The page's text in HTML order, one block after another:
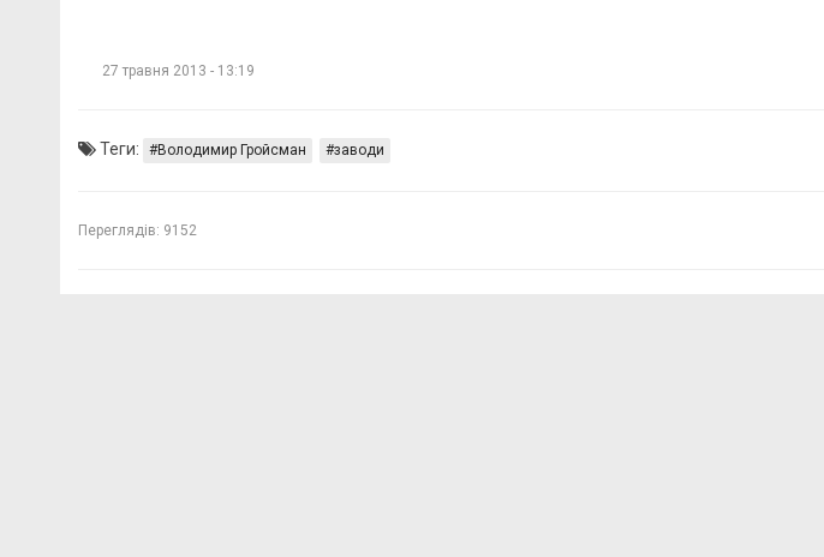
27 травня 2013 - 13:19
Теги: Володимир Гройсман заводи
Переглядів: 9152